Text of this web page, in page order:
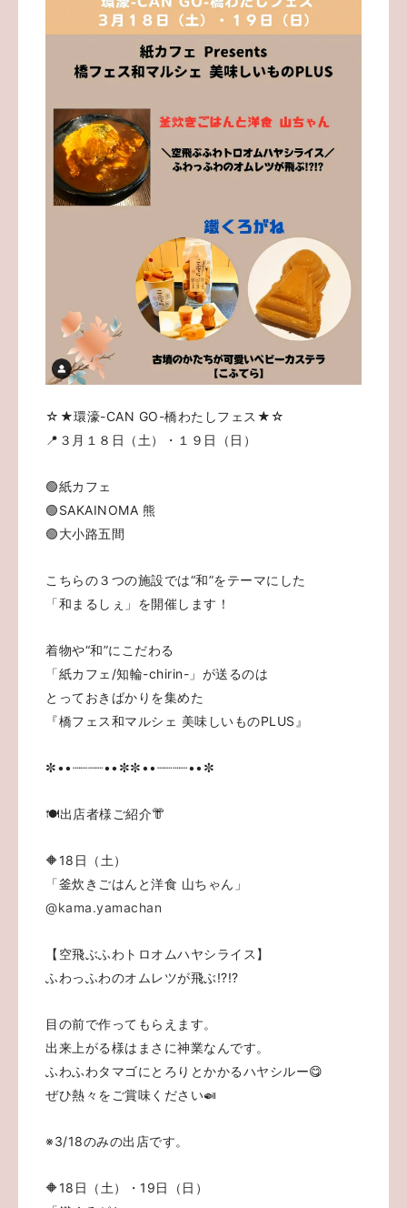
☆★環濠-CAN GO-橋わたしフェス★☆
📍３月１８日（土）・１９日（日）
🟢紙カフェ
🟢SAKAINOMA 熊
🟢大小路五間
こちらの３つの施設では“和”をテーマにした
「和まるしぇ」を開催します！
着物や“和”にこだわる
「紙カフェ/知輪-chirin-」が送るのは
とっておきばかりを集めた
『橋フェス和マルシェ 美味しいものPLUS』
✼••┈┈┈┈••✼✼••┈┈┈┈••✼
🍽出店者様ご紹介👘
🔶18日（土）
「釜炊きごはんと洋食 山ちゃん」
@kama.yamachan
【空飛ぶふわトロオムハヤシライス】
ふわっふわのオムレツが飛ぶ!?!?
目の前で作ってもらえます。
出来上がる様はまさに神業なんです。
ふわふわタマゴにとろりとかかるハヤシルー😋
ぜひ熱々をご賞味ください🍛
※3/18のみの出店です。
🔶18日（土）・19日（日）